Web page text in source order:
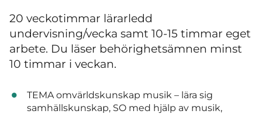
20 veckotimmar lärarledd
undervisning/vecka samt 10-15 timmar eget
arbete. Du läser behörighetsämnen minst
10 timmar i veckan.
TEMA omvärldskunskap musik – lära sig
samhällskunskap, SO med hjälp av musik,